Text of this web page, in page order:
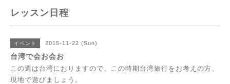
レッスン日程
イベント 2015-11-22 (Sun)
台湾で会お会お
この週は台湾におりますので、この時期台湾旅行をお考えの方、
現地で遊びましょう。